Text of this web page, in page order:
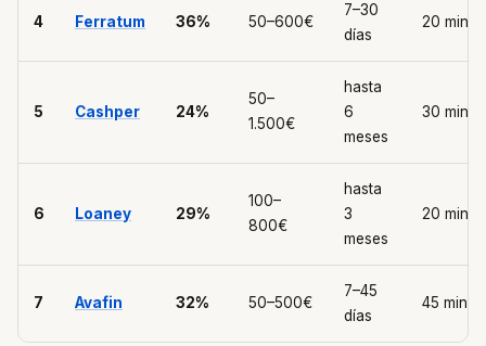
4 Ferratum 36% 50–600€
7–30
días
20 min
5 Cashper 24%
50–
1.500€
hasta
6
meses
30 min
6 Loaney 29%
100–
800€
hasta
3
meses
20 min
7 Avafin 32% 50–500€
7–45
días
45 min